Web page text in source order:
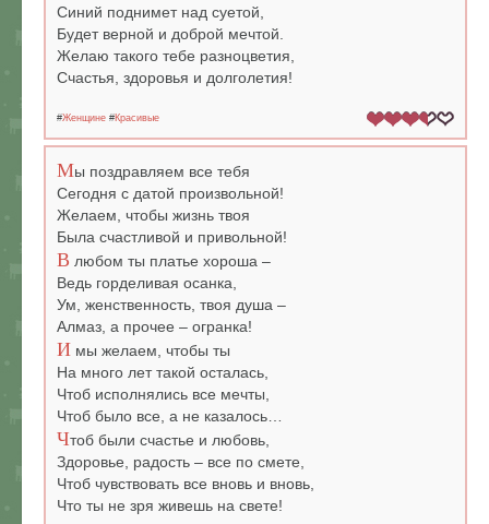
Синий поднимет над суетой,
Будет верной и доброй мечтой.
Желаю такого тебе разноцветия,
Счастья, здоровья и долголетия!
#Женщине #Красивые
Мы поздравляем все тебя
Сегодня с датой произвольной!
Желаем, чтобы жизнь твоя
Была счастливой и привольной!
В любом ты платье хороша –
Ведь горделивая осанка,
Ум, женственность, твоя душа –
Алмаз, а прочее – огранка!
И мы желаем, чтобы ты
На много лет такой осталась,
Чтоб исполнялись все мечты,
Чтоб было все, а не казалось…
Чтоб были счастье и любовь,
Здоровье, радость – все по смете,
Чтоб чувствовать все вновь и вновь,
Что ты не зря живешь на свете!